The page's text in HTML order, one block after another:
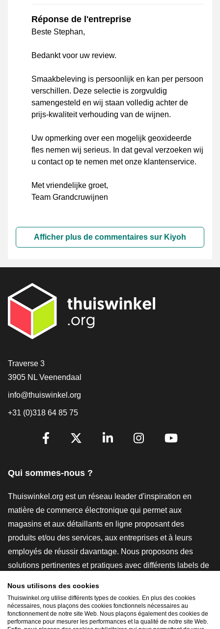
Réponse de l'entreprise
Beste Stephan,
Bedankt voor uw review.
Smaakbeleving is persoonlijk en kan per persoon
verschillen. Deze selectie is zorgvuldig
samengesteld en wij staan volledig achter de
prijs-kwaliteit verhouding van de wijnen.
Uw opmerking over een mogelijk geoxideerde
fles nemen wij serieus. In dat geval verzoeken wij
u contact op te nemen met onze klantenservice.
Met vriendelijke groet,
Team Grandcruwijnen
Afficher plus de commentaires sur Kiyoh
[_General:Contact]
Traverse 3
3905 NL Veenendaal
info@thuiswinkel.org
+31 (0)318 64 85 75
[_General:SocialMediaTitle]
Qui sommes-nous ?
Thuiswinkel.org est un réseau leader d'inspiration en
matière de commerce électronique qui permet aux
magasins et aux détaillants en ligne proposant des
produits et/ou des services, aux entreprises et à leurs
employés de réussir davantage. Nous proposons des
solutions pertinentes et pratiques avec différents labels de
conseils juridiques, des actions de sensibilisation, des
études de marché, et nous disposons de notre propre
plateforme d'enseignement, la Thuiswinkel e-Academy.
Nous utilisons des cookies
Thuiswinkel.org utilise différents types de cookies. En plus des cookies
nécessaires, nous plaçons des cookies fonctionnels nécessaires au
fonctionnement de notre site Web. Nous plaçons également des cookies de
performance pour mesurer les performances et la qualité de notre site Web.